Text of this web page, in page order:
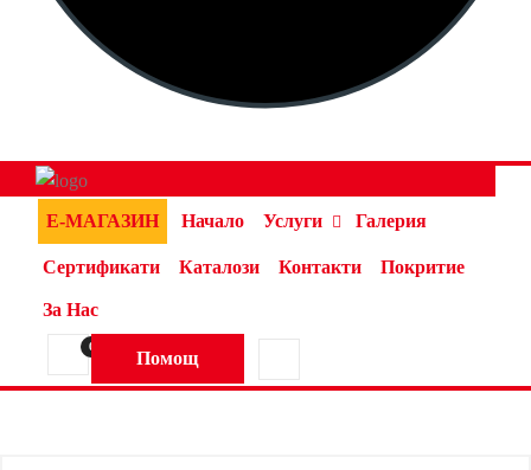
Е-МАГАЗИН Начало Услуги Галерия
Сертификати Каталози Контакти Покритие
За Нас
0
Помощ